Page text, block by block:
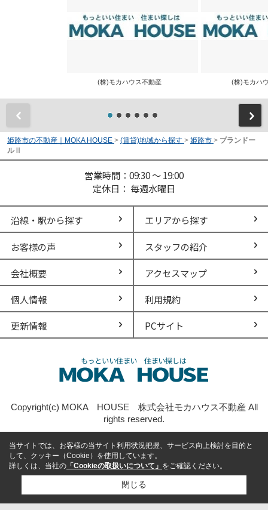
(株)モカハウス不動産 (株)モカハ
姫路市の不動産｜MOKA HOUSE > (賃貸)地域から探す > 姫路市 > プランドー
ルⅡ
営業時間：09:30 ～ 19:00
定休日： 毎週水曜日
沿線・駅から探す エリアから探す
お客様の声 スタッフの紹介
会社概要 アクセスマップ
個人情報 利用規約
更新情報 PCサイト
Copyright(c) MOKA HOUSE 株式会社モカハウス不動産 All
rights reserved.
当サイトでは、お客様の当サイト利用状況把握、サービス向上検討を目的と
して、クッキー（Cookie）を使用しています。
詳しくは、当社の 「Cookieの取扱いについて」 をご確認ください。
閉じる